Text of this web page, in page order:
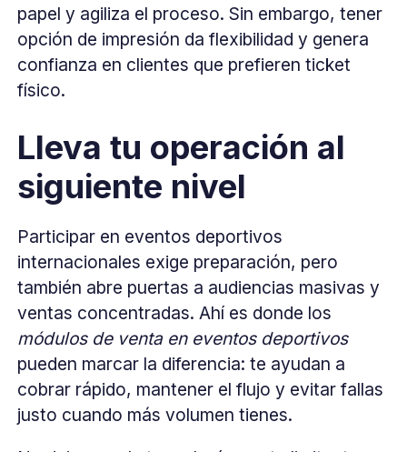
papel y agiliza el proceso. Sin embargo, tener
opción de impresión da flexibilidad y genera
confianza en clientes que prefieren ticket
físico.
Lleva tu operación al
siguiente nivel
Participar en eventos deportivos
internacionales exige preparación, pero
también abre puertas a audiencias masivas y
ventas concentradas. Ahí es donde los
módulos de venta en eventos deportivos
pueden marcar la diferencia: te ayudan a
cobrar rápido, mantener el flujo y evitar fallas
justo cuando más volumen tienes.